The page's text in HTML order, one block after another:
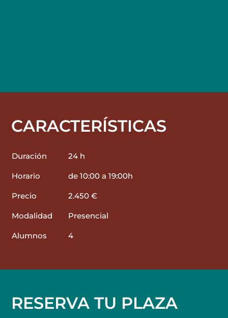
CARACTERÍSTICAS
Duración 24 h
Horario de 10:00 a 19:00h
Precio 2.450 €
Modalidad Presencial
Alumnos 4
RESERVA TU PLAZA